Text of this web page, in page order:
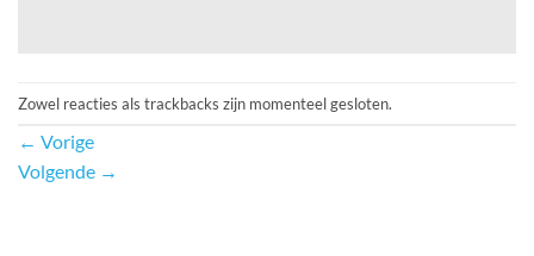
Zowel reacties als trackbacks zijn momenteel gesloten.
← Vorige
Volgende →